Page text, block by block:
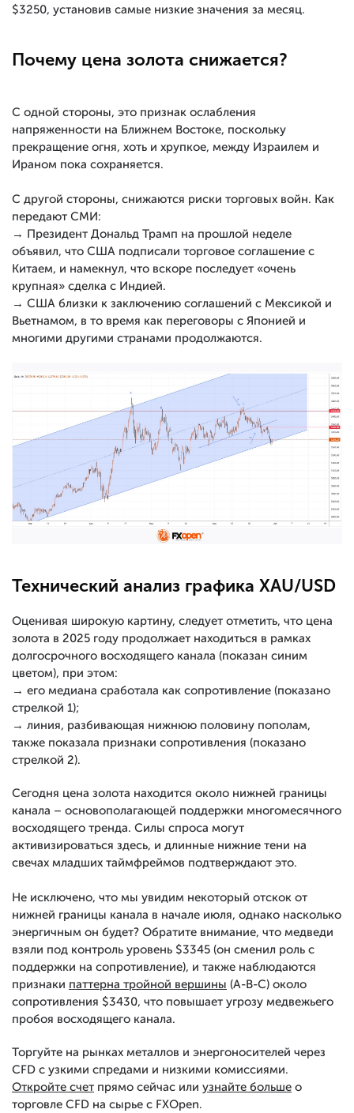
$3250, установив самые низкие значения за месяц.
Почему цена золота снижается?
С одной стороны, это признак ослабления
напряженности на Ближнем Востоке, поскольку
прекращение огня, хоть и хрупкое, между Израилем и
Ираном пока сохраняется.
С другой стороны, снижаются риски торговых войн. Как
передают СМИ:
→ Президент Дональд Трамп на прошлой неделе
объявил, что США подписали торговое соглашение с
Китаем, и намекнул, что вскоре последует «очень
крупная» сделка с Индией.
→ США близки к заключению соглашений с Мексикой и
Вьетнамом, в то время как переговоры с Японией и
многими другими странами продолжаются.
Технический анализ графика XAU/USD
Оценивая широкую картину, следует отметить, что цена
золота в 2025 году продолжает находиться в рамках
долгосрочного восходящего канала (показан синим
цветом), при этом:
→ его медиана сработала как сопротивление (показано
стрелкой 1);
→ линия, разбивающая нижнюю половину пополам,
также показала признаки сопротивления (показано
стрелкой 2).
Сегодня цена золота находится около нижней границы
канала – основополагающей поддержки многомесячного
восходящего тренда. Силы спроса могут
активизироваться здесь, и длинные нижние тени на
свечах младших таймфреймов подтверждают это.
Не исключено, что мы увидим некоторый отскок от
нижней границы канала в начале июля, однако насколько
энергичным он будет? Обратите внимание, что медведи
взяли под контроль уровень $3345 (он сменил роль с
поддержки на сопротивление), и также наблюдаются
признаки паттерна тройной вершины (А-В-С) около
сопротивления $3430, что повышает угрозу медвежьего
пробоя восходящего канала.
Торгуйте на рынках металлов и энергоносителей через
CFD с узкими спредами и низкими комиссиями.
Откройте счет прямо сейчас или узнайте больше о
торговле CFD на сырье с FXOpen.